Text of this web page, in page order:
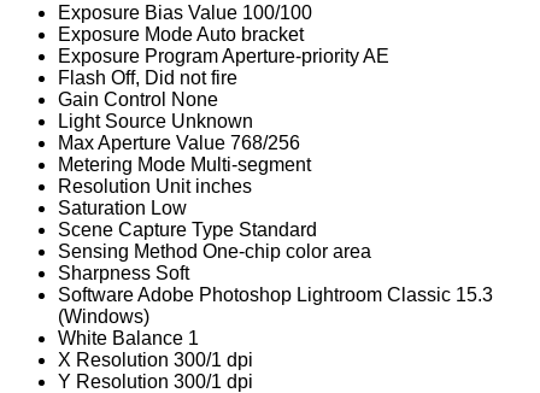
Exposure Bias Value 100/100
Exposure ModeAuto bracket
Exposure ProgramAperture-priority AE
Flash Off, Did not fire
Gain Control None
Light Source Unknown
Max Aperture Value 768/256
Metering Mode Multi-segment
Resolution Unit inches
Saturation Low
Scene Capture Type Standard
Sensing Method One-chip color area
Sharpness Soft
SoftwareAdobe Photoshop Lightroom Classic 15.3
(Windows)
White Balance 1
X Resolution 300/1 dpi
Y Resolution 300/1 dpi